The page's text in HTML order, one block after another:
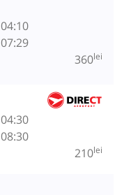
04:10
07:29
360lei
04:30
08:30
210lei